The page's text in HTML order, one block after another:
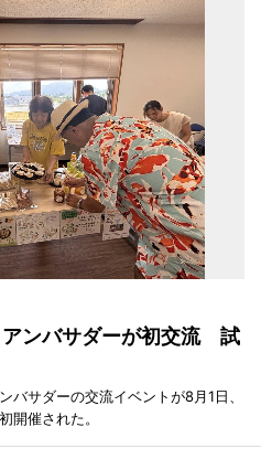
アンバサダーが初交流 試
バサダーの交流イベントが8月1日、
開催された。